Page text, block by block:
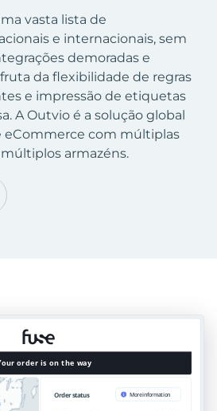
vasta lista de
e internacionais, sem
demoradas e
da flexibilidade de regras
e impressão de etiquetas
A Outvio é a solução global
eCommerce com múltiplas
armazéns.